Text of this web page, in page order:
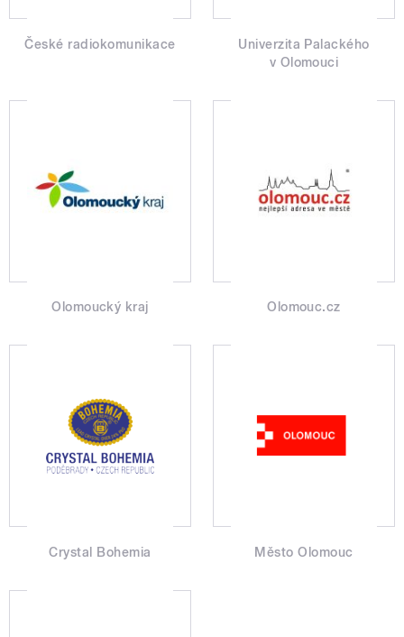
České radiokomunikace
Univerzita Palackého
v Olomouci
Olomoucký kraj Olomouc.cz
Crystal Bohemia Město Olomouc